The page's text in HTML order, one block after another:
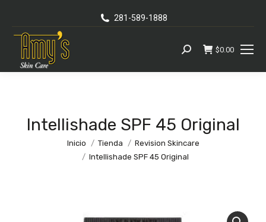
281-589-1888
Busca: $0.00
Intellishade SPF 45 Original
Se encuentra usted aquí:
Inicio Tienda
Revision Skincare
Intellishade SPF 45 Original